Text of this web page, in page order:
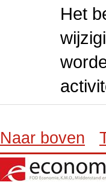
Het
Naar boven